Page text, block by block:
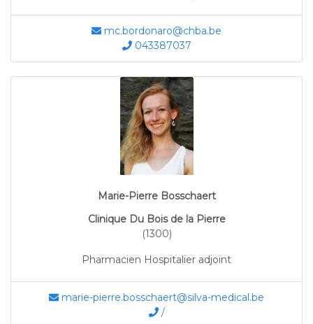
mc.bordonaro@chba.be
043387037
Marie-Pierre Bosschaert
Clinique Du Bois de la Pierre
(1300)
Pharmacien Hospitalier adjoint
marie-pierre.bosschaert@silva-medical.be
/